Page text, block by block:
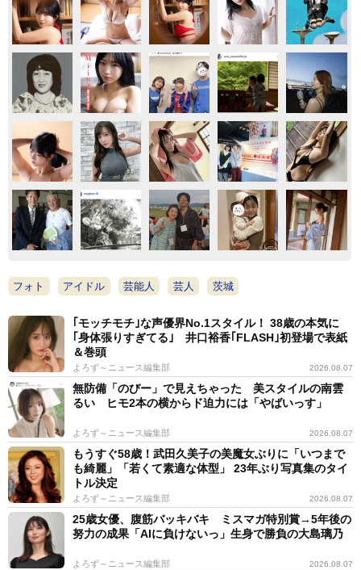
フォト アイドル 芸能人 芸人 茨城
｢モッチモチ｣な声優界No.1スタイル！ 38歳の本気に
｢身体張りすぎてる｣ 井口裕香｢FLASH｣初登場で表紙
＆巻頭
よろず～ニュース編集部 2026.08.07
無防備「のびー」で見えちゃった 美スタイルの南雲
るい ヒモ2本の横からド迫力には「やばいっす」
よろず～ニュース編集部 2026.08.07
もうすぐ58歳！武田久美子の美魔女ぶりに「いつまで
も綺麗」「若くて素適な体型」 23年ぶり写真集のタイ
トル決定
よろず～ニュース編集部 2026.08.07
25歳女優、腹筋バッキバキ ミスマガ特別賞→5年後の
努力の成果「AIに負けないっ」生身で勝負の大島璃乃
よろず～ニュース編集部 2026.08.07